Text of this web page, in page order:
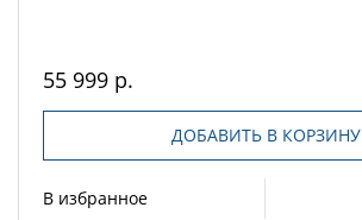
55 999 р.
ДОБАВИТЬ В КОРЗИНУ
В избранное